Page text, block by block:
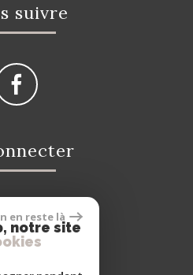
suivre
propriétaire
en reste là
notre site